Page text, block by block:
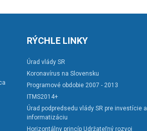
RÝCHLE LINKY
Úrad vlády SR
Koronavírus na Slovensku
Programové obdobie 2007 - 2013
ITMS2014+
Úrad podpredsedu vlády SR pre investície a
informatizáciu
Horizontálny princíp Udržateľný rozvoj